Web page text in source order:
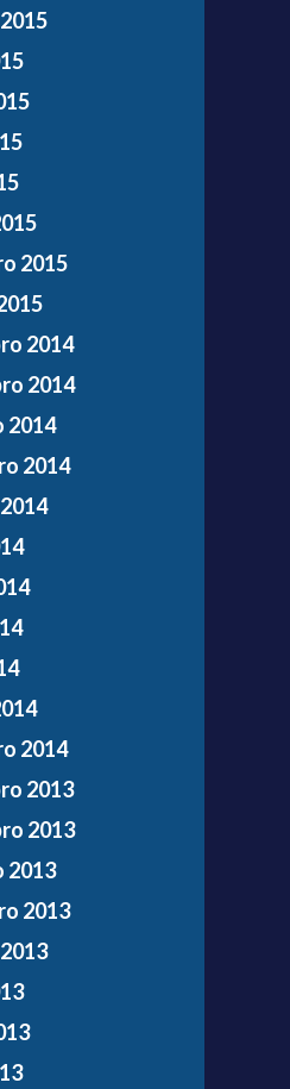
2015
2014
2014
2014
2014
2014
2013
2013
2013
2013